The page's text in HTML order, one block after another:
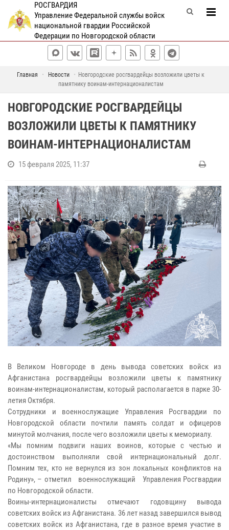
РОСГВАРДИЯ
Управление Федеральной службы войск
национальной гвардии Российской
Федерации по Новгородской области
Главная Новости
Новгородские росгвардейцы возложили цветы к
памятнику воинам-интернационалистам
НОВГОРОДСКИЕ РОСГВАРДЕЙЦЫ
ВОЗЛОЖИЛИ ЦВЕТЫ К ПАМЯТНИКУ
ВОИНАМ-ИНТЕРНАЦИОНАЛИСТАМ
15 февраля 2025, 11:37
В Великом Новгороде в день вывода советских войск из
Афганистана росгвардейцы возложили цветы к памятнику
воинам-интернационалистам, который располагается в парке 30-
летия Октября.
Сотрудники и военнослужащие Управления Росгвардии по
Новгородской области почтили память солдат и офицеров
минутой молчания, после чего возложили цветы к мемориалу.
«Мы помним подвиги наших воинов, которые с честью и
достоинством выполняли свой интернациональный долг.
Помним тех, кто не вернулся из зон локальных конфликтов на
Родину», – отметил военнослужащий Управления Росгвардии
по Новгородской области.
Воины-интернационалисты отмечают годовщину вывода
советских войск из Афганистана. 36 лет назад завершился вывод
советских войск из Афганистана, где в разное время участие в